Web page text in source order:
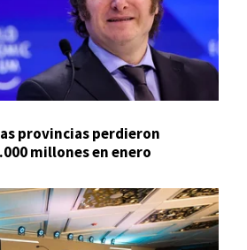
provincias perdieron
millones en enero